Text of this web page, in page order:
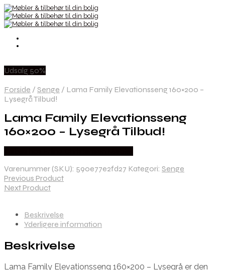
Udsalg 50%
Forside / Senge / Lama Family Elevationsseng 160×200 –
Lysegrå Tilbud!
Lama Family Elevationsseng
160×200 – Lysegrå Tilbud!
Varenummer (SKU): 590e77e2fd27 Kategori: Senge
Previous Product
Next Product
Beskrivelse
Yderligere information
Beskrivelse
Lama Family Elevationsseng 160×200 – Lysegrå er den